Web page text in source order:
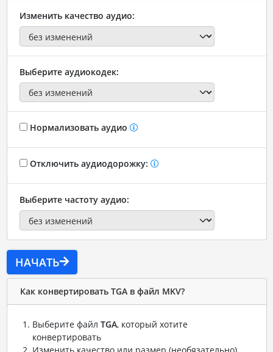
Изменить качество аудио:
Выберите аудиокодек:
Нормализовать аудио
Отключить аудиодорожку:
Выберите частоту аудио:
НАЧАТЬ
Как конвертировать TGA в файл MKV?
Выберите файл TGA, который хотите
конвертировать